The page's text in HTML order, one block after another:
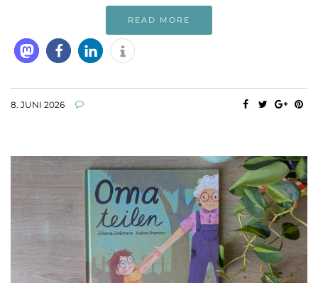
READ MORE
8. JUNI 2026